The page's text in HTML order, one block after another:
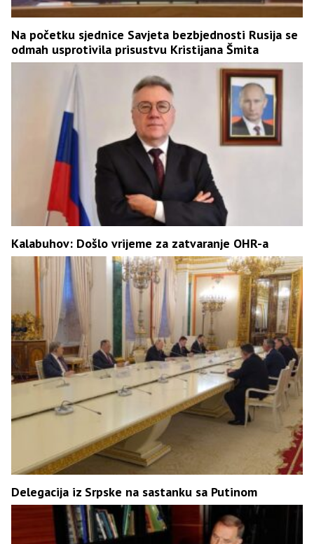
Na početku sjednice Savjeta bezbjednosti Rusija se
odmah usprotivila prisustvu Kristijana Šmita
Kalabuhov: Došlo vrijeme za zatvaranje OHR-a
Delegacija iz Srpske na sastanku sa Putinom